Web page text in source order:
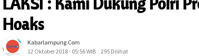
Hoaks
Kabarlampung.com
12 Oktober 2018 - 05:56 WIB
295 Dilihat